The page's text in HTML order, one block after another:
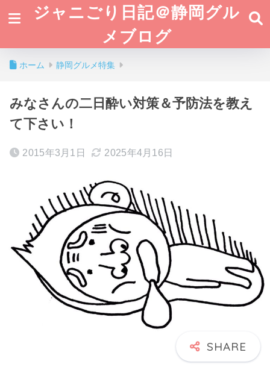
ジャニごり日記＠静岡グル
メブログ
ホーム 静岡グルメ特集
みなさんの二日酔い対策＆予防法を教え
て下さい！
2015年3月1日 2025年4月16日